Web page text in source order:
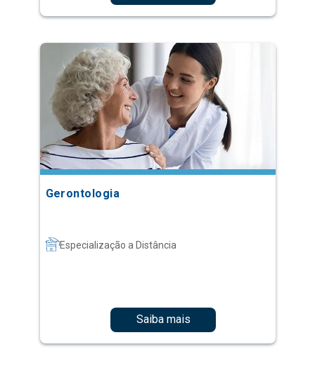
Gerontologia
Especialização a Distância
Saiba mais